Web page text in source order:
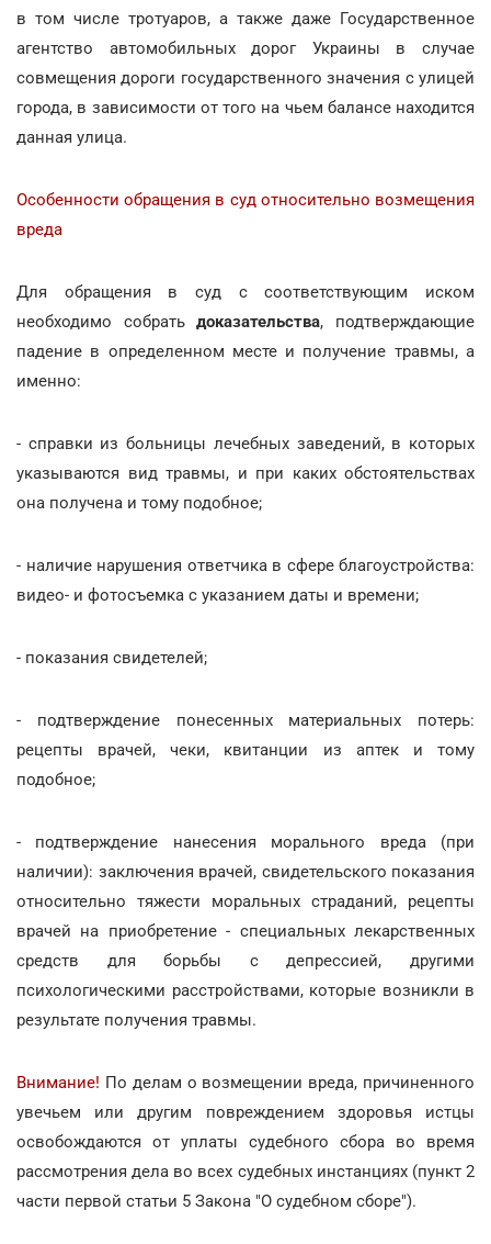
в том числе тротуаров, а также даже Государственное
агентство автомобильных дорог Украины в случае
совмещения дороги государственного значения с улицей
города, в зависимости от того на чьем балансе находится
данная улица.
Особенности обращения в суд относительно возмещения
вреда
Для обращения в суд с соответствующим иском
необходимо собратьдоказательства, подтверждающие
падение в определенном месте и получение травмы, а
именно:
- справки из больницы лечебных заведений, в которых
указываются вид травмы, и при каких обстоятельствах
она получена и тому подобное;
- наличие нарушения ответчика в сфере благоустройства:
видео- и фотосъемка с указанием даты и времени;
- показания свидетелей;
- подтверждение понесенных материальных потерь:
рецепты врачей, чеки, квитанции из аптек и тому
подобное;
- подтверждение нанесения морального вреда (при
наличии): заключения врачей, свидетельского показания
относительно тяжести моральных страданий, рецепты
врачей на приобретение - специальных лекарственных
средств для борьбы с депрессией, другими
психологическими расстройствами, которые возникли в
результате получения травмы.
Внимание! По делам о возмещении вреда, причиненного
увечьем или другим повреждением здоровья истцы
освобождаются от уплаты судебного сбора во время
рассмотрения дела во всех судебных инстанциях (пункт 2
части первой статьи 5 Закона "О судебном сборе").